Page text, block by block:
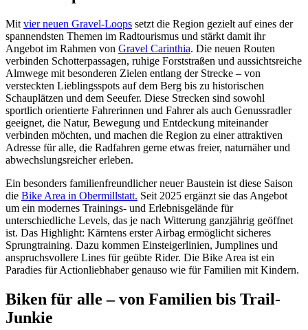
Mit vier neuen Gravel-Loops setzt die Region gezielt auf eines der
spannendsten Themen im Radtourismus und stärkt damit ihr
Angebot im Rahmen von Gravel Carinthia. Die neuen Routen
verbinden Schotterpassagen, ruhige Forststraßen und aussichtsreiche
Almwege mit besonderen Zielen entlang der Strecke – von
versteckten Lieblingsspots auf dem Berg bis zu historischen
Schauplätzen und dem Seeufer. Diese Strecken sind sowohl
sportlich orientierte Fahrerinnen und Fahrer als auch Genussradler
geeignet, die Natur, Bewegung und Entdeckung miteinander
verbinden möchten, und machen die Region zu einer attraktiven
Adresse für alle, die Radfahren gerne etwas freier, naturnäher und
abwechslungsreicher erleben.
Ein besonders familienfreundlicher neuer Baustein ist diese Saison
die Bike Area in Obermillstatt. Seit 2025 ergänzt sie das Angebot
um ein modernes Trainings- und Erlebnisgelände für
unterschiedliche Levels, das je nach Witterung ganzjährig geöffnet
ist. Das Highlight: Kärntens erster Airbag ermöglicht sicheres
Sprungtraining. Dazu kommen Einsteigerlinien, Jumplines und
anspruchsvollere Lines für geübte Rider. Die Bike Area ist ein
Paradies für Actionliebhaber genauso wie für Familien mit Kindern.
Biken für alle – von Familien bis Trail-
Junkie